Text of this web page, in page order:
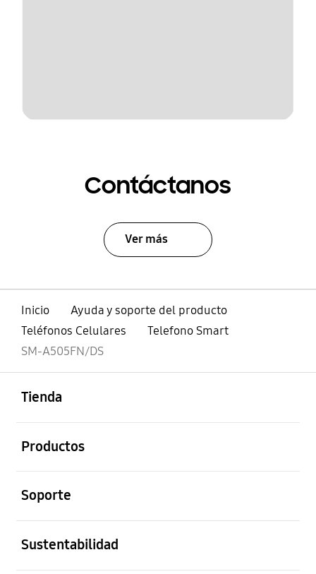
Contáctanos
Ver más
Inicio
Ayuda y soporte del producto
Teléfonos Celulares
Telefono Smart
SM-A505FN/DS
Tienda
Productos
Soporte
Sustentabilidad